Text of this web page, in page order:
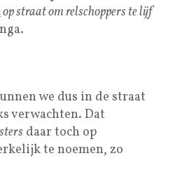
op straat om relschoppers te lijf
we dus in de straat
verwachten. Dat
daar toch op
te noemen, zo